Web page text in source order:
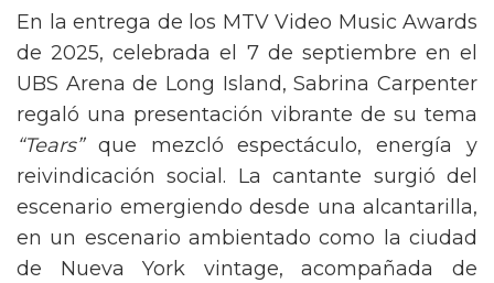
En la entrega de los MTV Video Music Awards
de 2025, celebrada el 7 de septiembre en el
UBS Arena de Long Island, Sabrina Carpenter
regaló una presentación vibrante de su tema
“Tears”que mezcló espectáculo, energía y
reivindicación social. La cantante surgió del
escenario emergiendo desde una alcantarilla,
en un escenario ambientado como la ciudad
de Nueva York vintage, acompañada de